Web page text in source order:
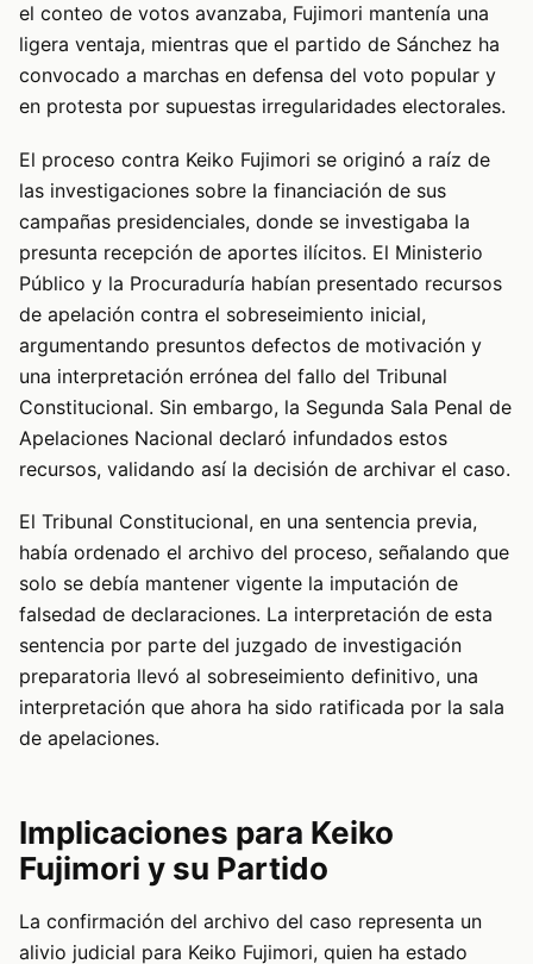
el conteo de votos avanzaba, Fujimori mantenía una
ligera ventaja, mientras que el partido de Sánchez ha
convocado a marchas en defensa del voto popular y
en protesta por supuestas irregularidades electorales.
El proceso contra Keiko Fujimori se originó a raíz de
las investigaciones sobre la financiación de sus
campañas presidenciales, donde se investigaba la
presunta recepción de aportes ilícitos. El Ministerio
Público y la Procuraduría habían presentado recursos
de apelación contra el sobreseimiento inicial,
argumentando presuntos defectos de motivación y
una interpretación errónea del fallo del Tribunal
Constitucional. Sin embargo, la Segunda Sala Penal de
Apelaciones Nacional declaró infundados estos
recursos, validando así la decisión de archivar el caso.
El Tribunal Constitucional, en una sentencia previa,
había ordenado el archivo del proceso, señalando que
solo se debía mantener vigente la imputación de
falsedad de declaraciones. La interpretación de esta
sentencia por parte del juzgado de investigación
preparatoria llevó al sobreseimiento definitivo, una
interpretación que ahora ha sido ratificada por la sala
de apelaciones.
Implicaciones para Keiko
Fujimori y su Partido
La confirmación del archivo del caso representa un
alivio judicial para Keiko Fujimori, quien ha estado